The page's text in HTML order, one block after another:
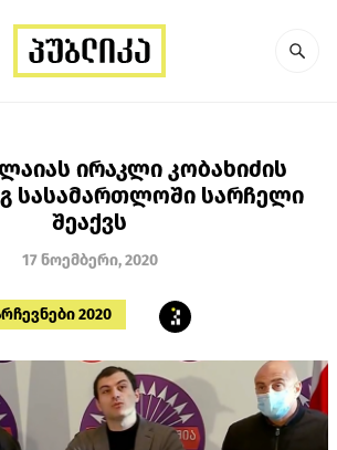
ირაკლი კობახიძის
სასამართლოში სარჩელი
შეაქვს
17 ნოემბერი, 2020
2020